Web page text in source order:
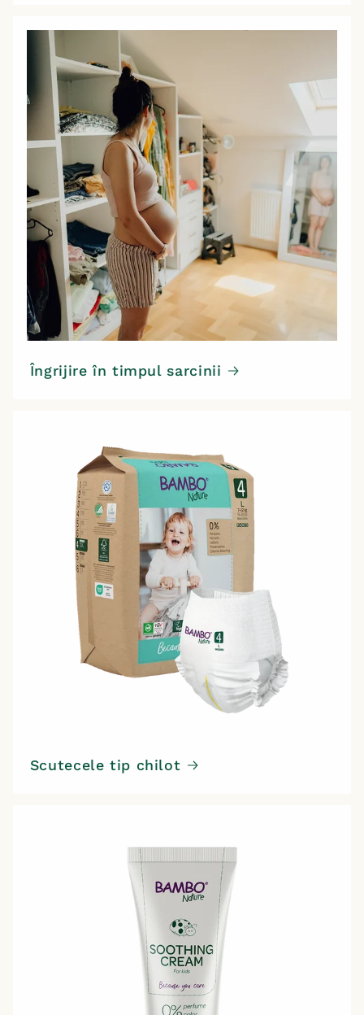
Îngrijire în timpul sarcinii
Scutecele tip chilot